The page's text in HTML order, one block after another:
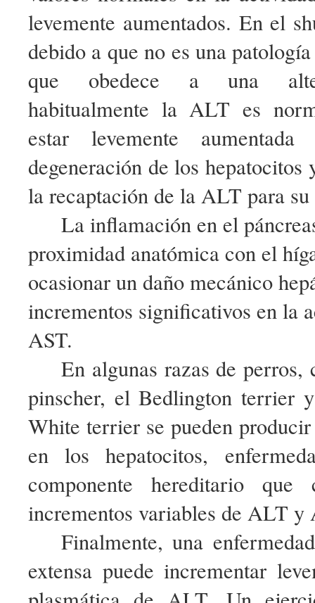
levemente aumentados. En el
debido a que no es una
que obedece a una
habitualmente la ALT es
estar levemente
degeneración de los
la recaptación de la ALT para
La inflamación en el
proximidad anatómica con el
ocasionar un daño mecánico
incrementos significativos en la
AST.
En algunas razas de
pinscher, el Bedlington terrier
White terrier se pueden
en los hepatocitos,
componente hereditario que
incrementos variables de ALT y
Finalmente, una
extensa puede incrementar